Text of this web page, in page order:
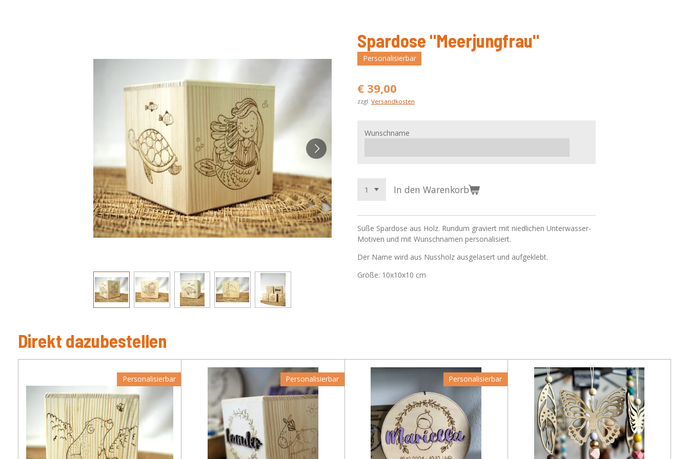
Spardose "Meerjungfrau"
Personalisierbar
€ 39,00
zzgl. Versandkosten
Wunschname
In den Warenkorb
Süße Spardose aus Holz. Rundum graviert mit niedlichen Unterwasser-
Motiven und mit Wunschnamen personalisiert.
Der Name wird aus Nussholz ausgelasert und aufgeklebt.
Größe: 10x10x10 cm
Direkt dazubestellen
Personalisierbar Personalisierbar Personalisierbar